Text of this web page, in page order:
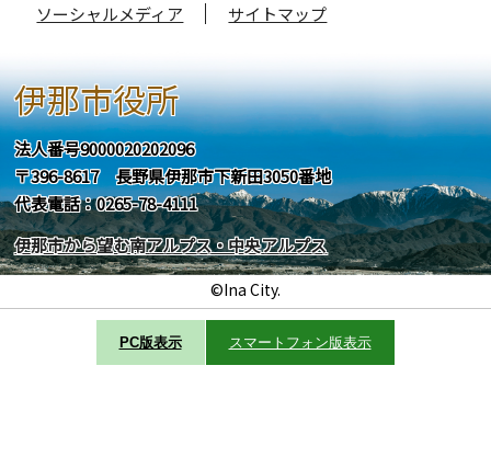
ソーシャルメディア
サイトマップ
伊那市役所
法人番号9000020202096
〒396-8617 長野県伊那市下新田3050番地
代表電話：0265-78-4111
伊那市から望む南アルプス・中央アルプス
©Ina City.
PC版表示 スマートフォン版表示